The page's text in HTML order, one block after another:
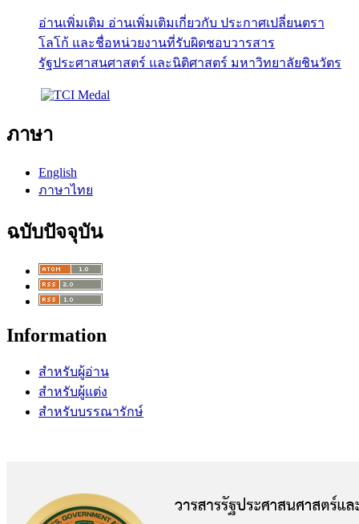
อ่านเพิ่มเติม อ่านเพิ่มเติมเกี่ยวกับ ประกาศเปลี่ยนตรา
โลโก้ และชื่อหน่วยงานที่รับผิดชอบวารสาร
รัฐประศาสนศาสตร์ และนิติศาสตร์ มหาวิทยาลัยชินวัตร
ภาษา
English
ภาษาไทย
ฉบับปัจจุบัน
Information
สำหรับผู้อ่าน
สำหรับผู้แต่ง
สำหรับบรรณารักษ์